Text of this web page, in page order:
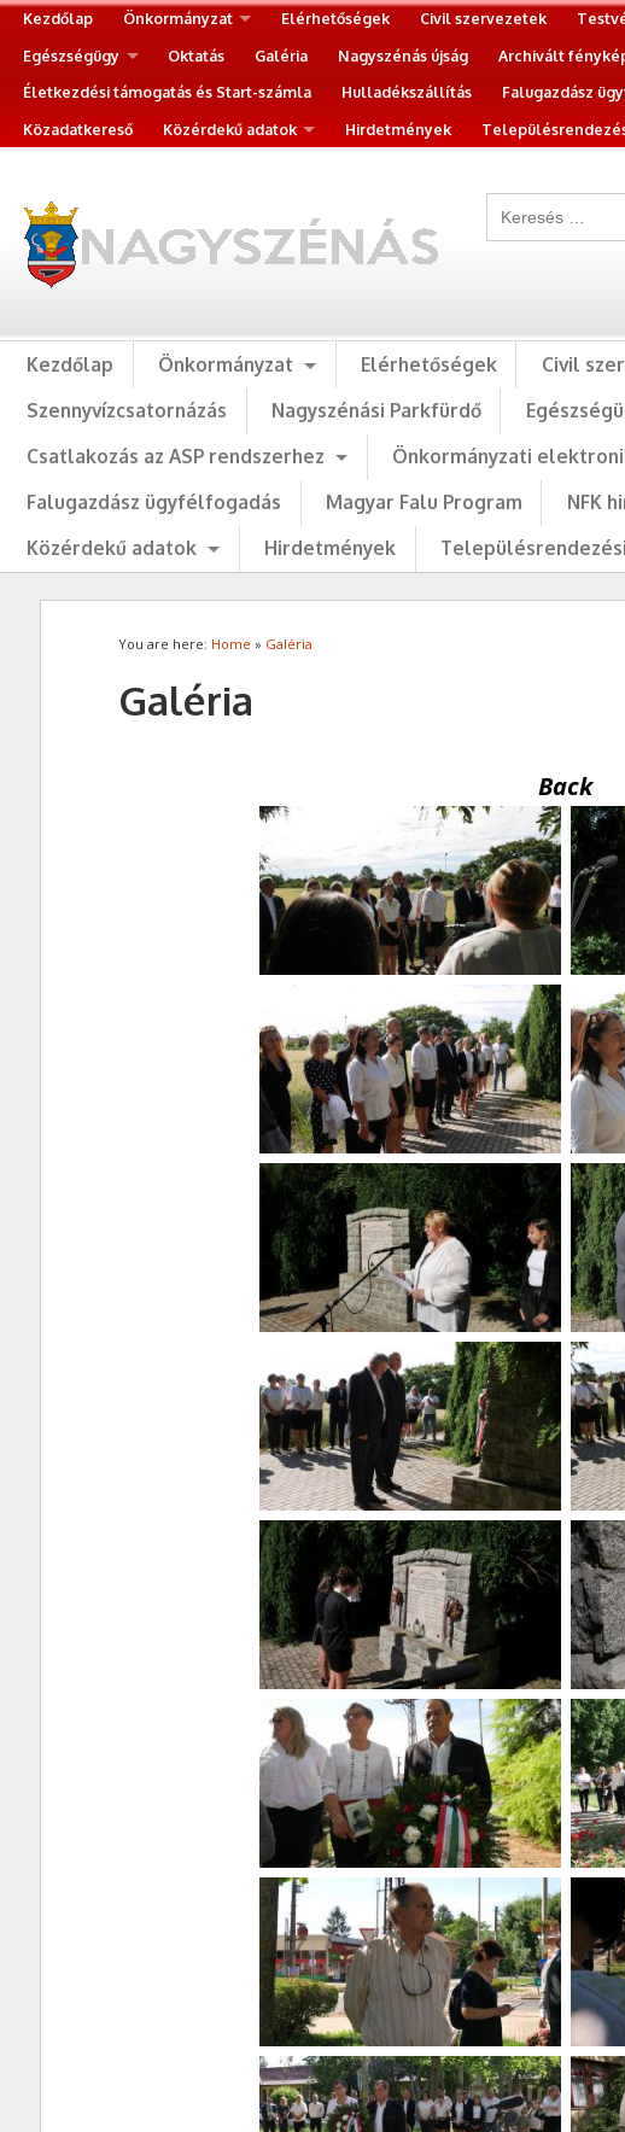
Kezdőlap Önkormányzat Elérhetőségek Civil szervezetek
Egészségügy
Oktatás Galéria Nagyszénás újság Archivált
Életkezdési támogatás és Start-számla
Hulladékszállítás Falugazdász
Közadatkereső
Közérdekű adatok Hirdetmények
Kezdőlap Önkormányzat Elérhetőségek Civil
Szennyvízcsatornázás
Nagyszénási Parkfürdő
Csatlakozás az ASP rendszerhez
Önkormányzati
Falugazdász ügyfélfogadás
Magyar Falu Program NFK
Közérdekű adatok
Hirdetmények
You are here: Home » Galéria
Galéria
Back